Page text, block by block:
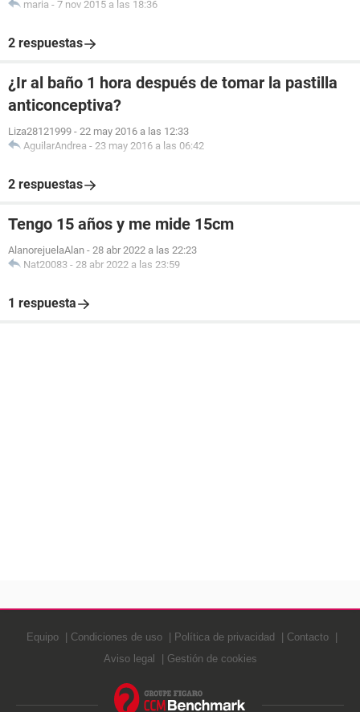
maria - 7 nov 2015 a las 18:36
2 respuestas
¿Ir al baño 1 hora después de tomar la pastilla
anticonceptiva?
Liza28121999 - 22 may 2016 a las 12:33
AguilarAndrea - 23 may 2016 a las 06:42
2 respuestas
Tengo 15 años y me mide 15cm
AlanorejuelaAlan - 28 abr 2022 a las 22:23
Nat20083 - 28 abr 2022 a las 23:59
1 respuesta
Equipo Condiciones de uso Política de privacidad
Contacto
Aviso legal
Gestión de cookies